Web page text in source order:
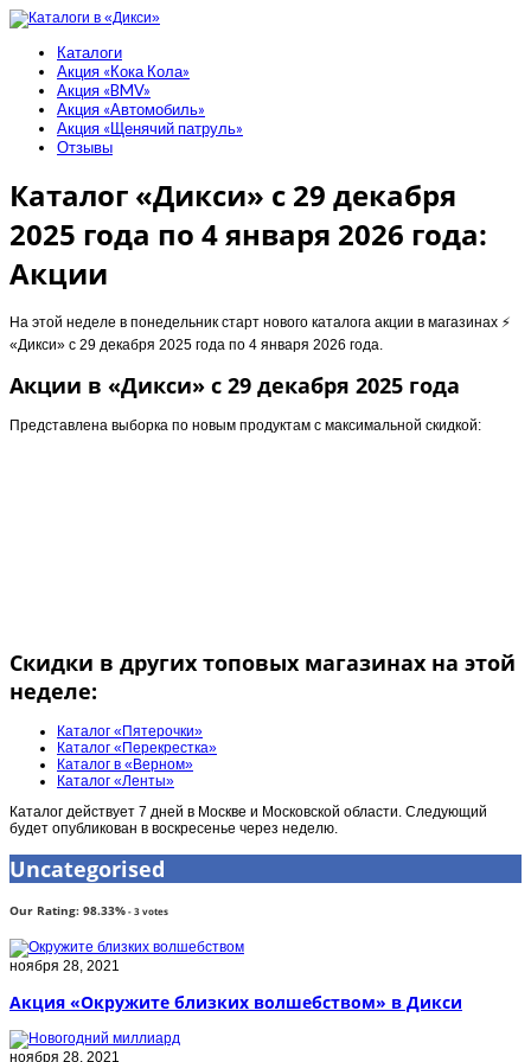
Каталоги
Акция «Кока Кола»
Акция «BMV»
Акция «Автомобиль»
Акция «Щенячий патруль»
Отзывы
Каталог «Дикси» с 29 декабря
2025 года по 4 января 2026 года:
Акции
На этой неделе в понедельник старт нового каталога акции в магазинах ⚡️
«Дикси» с 29 декабря 2025 года по 4 января 2026 года.
Акции в «Дикси» с 29 декабря 2025 года
Представлена выборка по новым продуктам с максимальной скидкой:
Скидки в других топовых магазинах на этой
неделе:
Каталог «Пятерочки»
Каталог «Перекрестка»
Каталог в «Верном»
Каталог «Ленты»
Каталог действует 7 дней в Москве и Московской области. Следующий
будет опубликован в воскресенье через неделю.
Uncategorised
Our Rating: 98.33%-3votes
ноября 28, 2021
Акция «Окружите близких волшебством» в Дикси
ноября 28, 2021